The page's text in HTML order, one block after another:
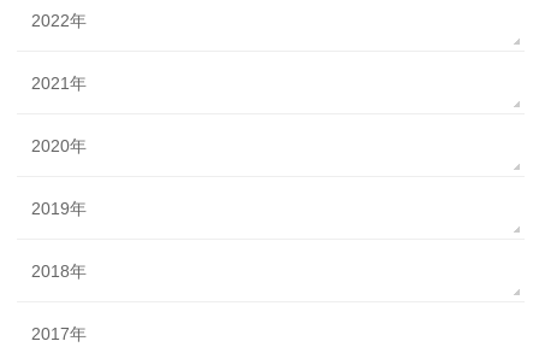
2022年
2021年
2020年
2019年
2018年
2017年